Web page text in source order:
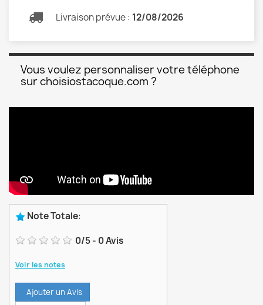
Livraison prévue : 12/08/2026
Vous voulez personnaliser votre téléphone
sur choisiostacoque.com ?
Note Totale:
0/5- 0Avis
Voir les notes
Ajouter un Avis